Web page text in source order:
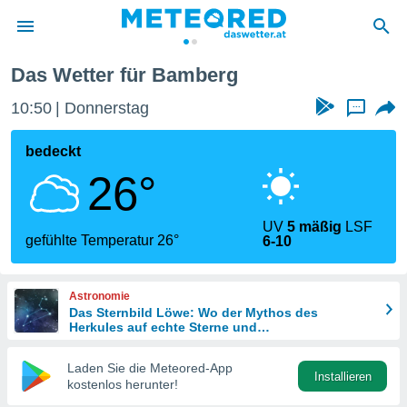
wurde
dass
sind.
diese
Das Wetter für Bamberg
10:50 Donnerstag ...
bedeckt
26°
gefühlte Temperatur 26°
UV5 mäßig LSF
6-10
Astronomie
Das Sternbild Löwe: Wo der Mythos des
Herkules auf echte Sterne und
Laden Sie die Meteored-App
kostenlos herunter!
Installieren